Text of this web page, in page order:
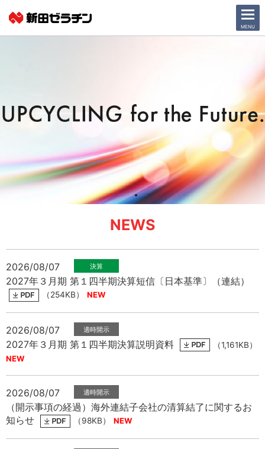
CLOSE
MENU
NEWS
2026/08/07
2027年３月期 第１四半期決算短信〔日本基準〕（連結）
（254KB）
2026/08/07
2027年３月期 第１四半期決算説明資料
（1,161KB）
2026/08/07
（開示事項の経過）海外連結子会社の清算結了に関するお
知らせ
（98KB）
事業紹介
IR情報
中文 アクセス